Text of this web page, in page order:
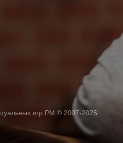
игр РМ © 2007-2025